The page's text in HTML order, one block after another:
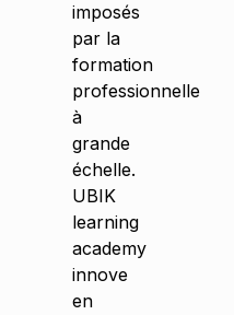
imposés
par la
formation
professionnelle
à
grande
échelle.
UBIK
learning
academy
innove
en